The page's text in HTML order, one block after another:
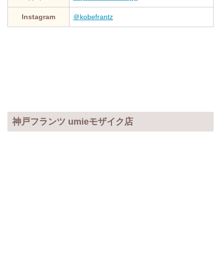
Instagram ＠kobefrantz
神戸フランツ umieモザイク店